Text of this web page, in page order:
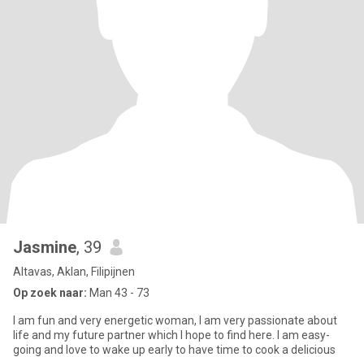
Jasmine, 39
Altavas, Aklan, Filipijnen
Op zoek naar: Man 43 - 73
I am fun and very energetic woman, I am very passionate about
life and my future partner which I hope to find here. I am easy-
going and love to wake up early to have time to cook a delicious